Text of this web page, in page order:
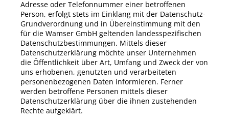
Adresse oder Telefonnummer einer betroffenen
Person, erfolgt stets im Einklang mit der Datenschutz-
Grundverordnung und in Übereinstimmung mit den
für die Wamser GmbH geltenden landesspezifischen
Datenschutzbestimmungen. Mittels dieser
Datenschutzerklärung möchte unser Unternehmen
die Öffentlichkeit über Art, Umfang und Zweck der von
uns erhobenen, genutzten und verarbeiteten
personenbezogenen Daten informieren. Ferner
werden betroffene Personen mittels dieser
Datenschutzerklärung über die ihnen zustehenden
Rechte aufgeklärt.